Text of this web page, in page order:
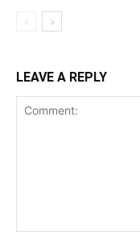
LEAVE A REPLY